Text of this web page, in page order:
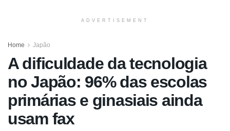
ADVERTISEMENT
Home Japão
A dificuldade da tecnologia
no Japão: 96% das escolas
primárias e ginasiais ainda
usam fax